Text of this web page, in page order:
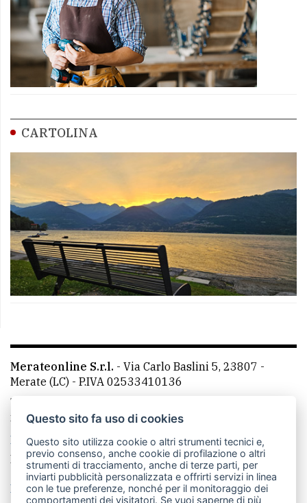
CARTOLINA
Merateonline S.r.l. - Via Carlo Baslini 5, 23807 -
Merate (LC) - P.IVA 02533410136
Telefono:
mail: redazione@leccoonline.com
La redazione
MerateOnline CasateOnline
RSS
Made by VIP
Privacy policy
Cookie policy
Questo sito fa uso di cookies
Questo sito utilizza cookie o altri strumenti tecnici e,
previo consenso, anche cookie di profilazione o altri
strumenti di tracciamento, anche di terze parti, per
inviarti pubblicità personalizzata e offrirti servizi in linea
con le tue preferenze, nonché per il monitoraggio dei
comportamenti dei visitatori. Se vuoi saperne di più